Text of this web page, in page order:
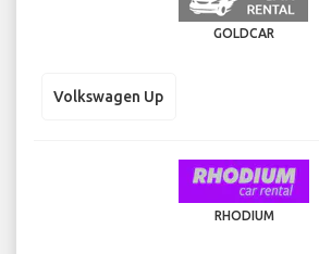
GOLDCAR
Volkswagen Up
RHODIUM